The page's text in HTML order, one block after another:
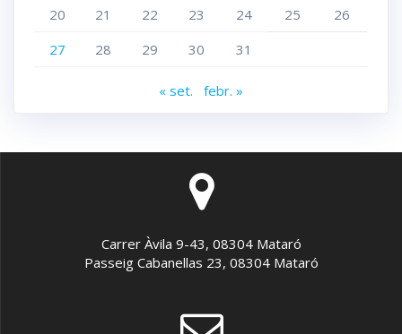
20
21 22 23 24 25
26
27
28 29 30 31
« set. febr. »
Carrer Àvila 9-43, 08304 Mataró
Passeig Cabanellas 23, 08304 Mataró